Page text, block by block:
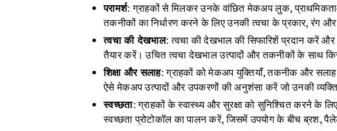
परामर्श: ग्राहकों से मिलकर उनके वांछित मेकअप लुक,
तकनीकों का निर्धारण करने के लिए उनकी त्वचा के प्रकार, रंग
त्वचा की देखभाल: त्वचा की देखभाल की सिफारिशें प्रदान करें
तैयार करें। उचित त्वचा देखभाल उत्पादों और तकनीकों के साथ
शिक्षा और सलाह: ग्राहकों को मेकअप युक्तियाँ, तकनीक और सलाह
ऐसे मेकअप उत्पादों और उपकरणों की अनुशंसा करें जो उनकी
स्वच्छता: ग्राहकों के स्वास्थ्य और सुरक्षा को सुनिश्चित करने के
स्वच्छता प्रोटोकॉल का पालन करें, जिसमें उपयोग के बीच ब्रश,